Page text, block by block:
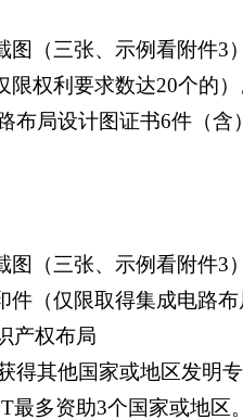
（三张、示例看附件3
权利要求数达20个的）
布局设计图证书6件（含
（三张、示例看附件3
（仅限取得集成电路布
产权布局
得其他国家或地区发明
最多资助3个国家或地